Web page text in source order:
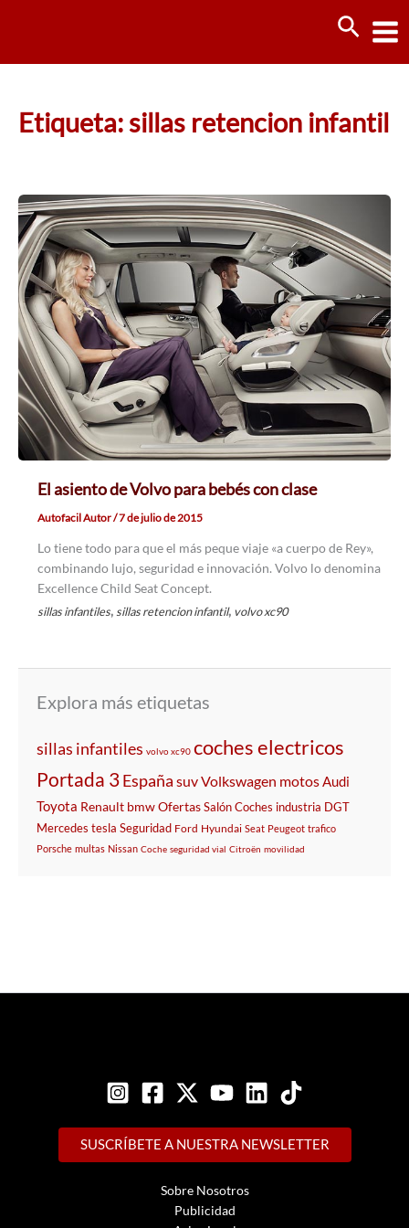
Etiqueta: sillas retencion infantil
El asiento de Volvo para bebés con clase
Autofacil Autor/7 de julio de 2015
Lo tiene todo para que el más peque viaje «a cuerpo de Rey»,
combinando lujo, seguridad e innovación. Volvo lo denomina
Excellence Child Seat Concept.
sillas infantiles,sillas retencion infantil, volvo xc90
Explora más etiquetas
sillas infantiles volvo xc90 coches electricos
Portada 3España suvVolkswagen motosAudi
Toyota Renault bmwOfertasSalónCoches industria DGT
Mercedes tesla Seguridad Ford Hyundai Seat Peugeot trafico
Porsche multas Nissan Coche seguridad vial Citroën movilidad
SUSCRÍBETE A NUESTRA NEWSLETTER
Sobre Nosotros
Publicidad